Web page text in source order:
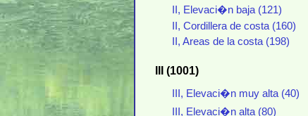
II, Elevaci�n baja (121)
II, Cordillera de costa (160)
II, Areas de la costa (198)
III (1001)
III, Elevaci�n muy alta (40)
III, Elevaci�n alta (80)